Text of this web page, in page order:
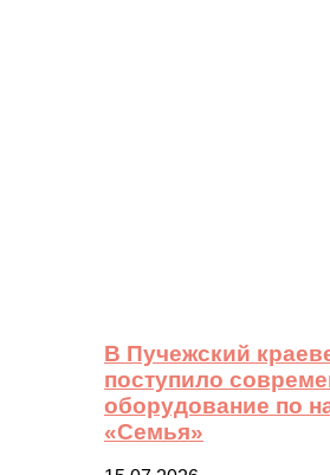
В Пучежский
поступило
оборудование по
«Семья»